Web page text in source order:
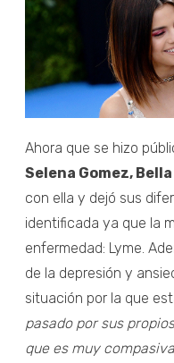
Ahora que se hizo
Selena Gomez,
con ella y dejó sus
identificada ya que la
enfermedad: Lyme.
de la depresión y
situación por la que
pasado por sus
que es muy